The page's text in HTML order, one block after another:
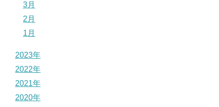
3月
2月
1月
2023年
2022年
2021年
2020年